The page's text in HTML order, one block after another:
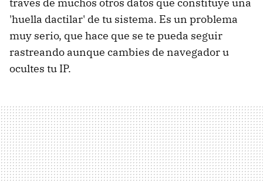
'huella dactilar' de tu sistema. Es un problema
muy serio, que hace que se te pueda seguir
rastreando aunque cambies de navegador u
ocultes tu IP.